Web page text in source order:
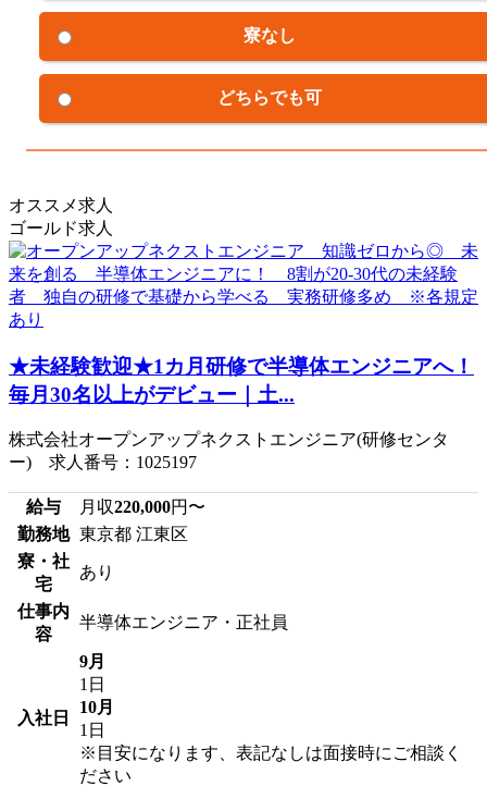
寮なし
どちらでも可
オススメ求人
ゴールド求人
★未経験歓迎★1カ月研修で半導体エンジニアへ！
毎月30名以上がデビュー｜土...
株式会社オープンアップネクストエンジニア(研修センタ
ー) 求人番号：1025197
給与 月収220,000円〜
勤務地 東京都 江東区
寮・社
宅
あり
仕事内
容
半導体エンジニア・正社員
入社日
9月
1日
10月
1日
※目安になります、表記なしは面接時にご相談く
ださい